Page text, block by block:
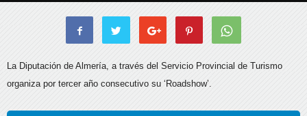
La Diputación de Almería, a través del Servicio Provincial de Turismo
organiza por tercer año consecutivo su ‘Roadshow’.